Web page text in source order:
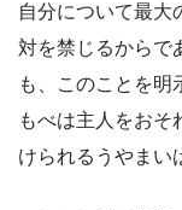
自分について最大
対を禁じるからで
も、このことを明
もべは主人をおそ
けられるうやまい